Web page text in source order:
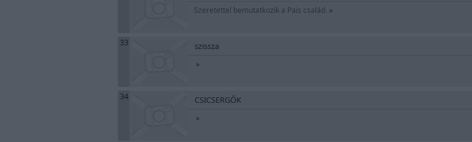
Szeretettel bemutatkozik a Pais család. »
33 szissza
»
34 CSICSERGŐK
»